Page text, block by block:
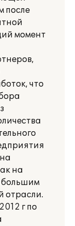
после
момент
что
на
отрасли.
г по